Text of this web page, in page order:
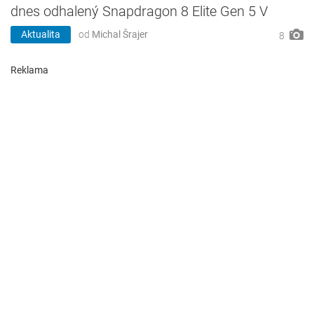
dnes odhalený Snapdragon 8 Elite Gen 5 V
Aktualita od Michal Šrajer 8
Reklama